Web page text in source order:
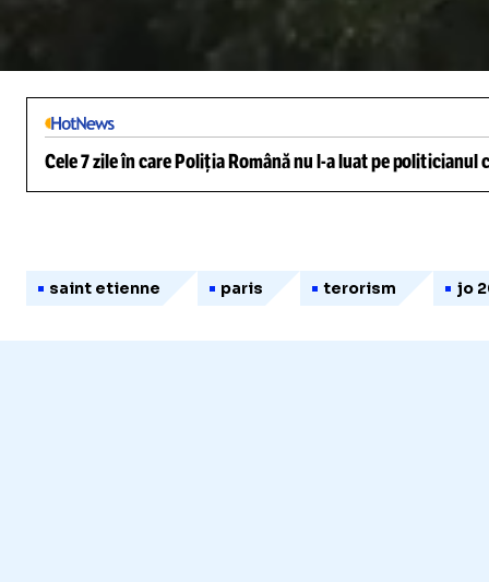
Cele 7 zile în care Poliția Română nu l-a luat pe
saint etienne paris terorism jo